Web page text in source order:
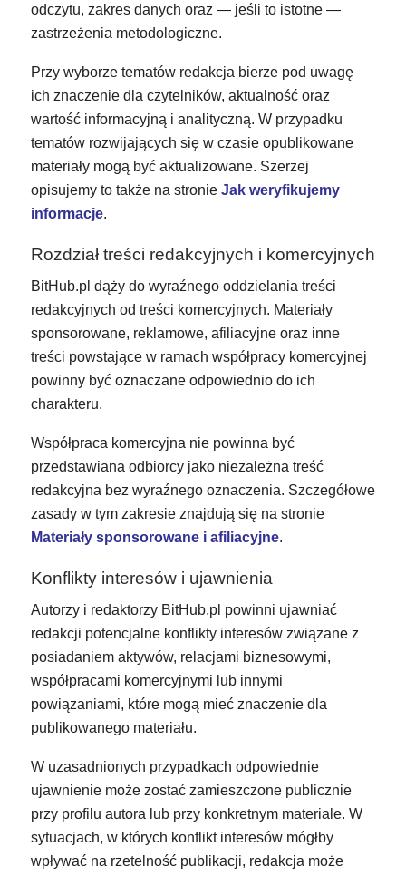
odczytu, zakres danych oraz — jeśli to istotne —
zastrzeżenia metodologiczne.
Przy wyborze tematów redakcja bierze pod uwagę
ich znaczenie dla czytelników, aktualność oraz
wartość informacyjną i analityczną. W przypadku
tematów rozwijających się w czasie opublikowane
materiały mogą być aktualizowane. Szerzej
opisujemy to także na stronie Jak weryfikujemy
informacje.
Rozdział treści redakcyjnych i komercyjnych
BitHub.pl dąży do wyraźnego oddzielania treści
redakcyjnych od treści komercyjnych. Materiały
sponsorowane, reklamowe, afiliacyjne oraz inne
treści powstające w ramach współpracy komercyjnej
powinny być oznaczane odpowiednio do ich
charakteru.
Współpraca komercyjna nie powinna być
przedstawiana odbiorcy jako niezależna treść
redakcyjna bez wyraźnego oznaczenia. Szczegółowe
zasady w tym zakresie znajdują się na stronie
Materiały sponsorowane i afiliacyjne.
Konflikty interesów i ujawnienia
Autorzy i redaktorzy BitHub.pl powinni ujawniać
redakcji potencjalne konflikty interesów związane z
posiadaniem aktywów, relacjami biznesowymi,
współpracami komercyjnymi lub innymi
powiązaniami, które mogą mieć znaczenie dla
publikowanego materiału.
W uzasadnionych przypadkach odpowiednie
ujawnienie może zostać zamieszczone publicznie
przy profilu autora lub przy konkretnym materiale. W
sytuacjach, w których konflikt interesów mógłby
wpływać na rzetelność publikacji, redakcja może